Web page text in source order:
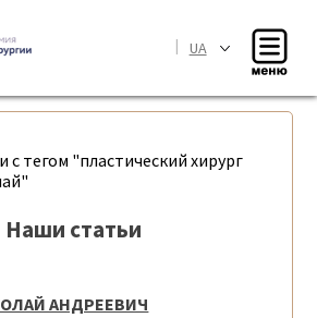
| UA
с тегом "пластический хирург
Наши статьи
АНДРЕЕВИЧ